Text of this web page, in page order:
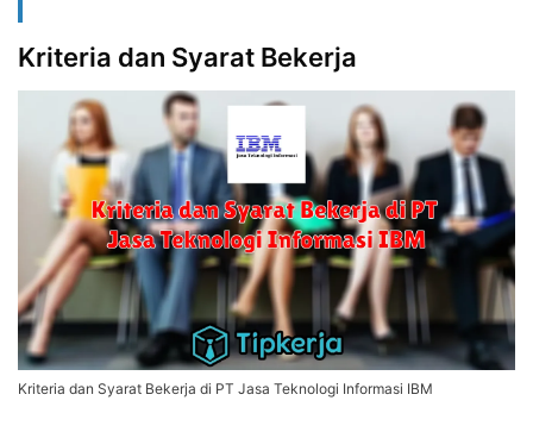
Kriteria dan Syarat Bekerja
Kriteria dan Syarat Bekerja di PT Jasa Teknologi Informasi IBM